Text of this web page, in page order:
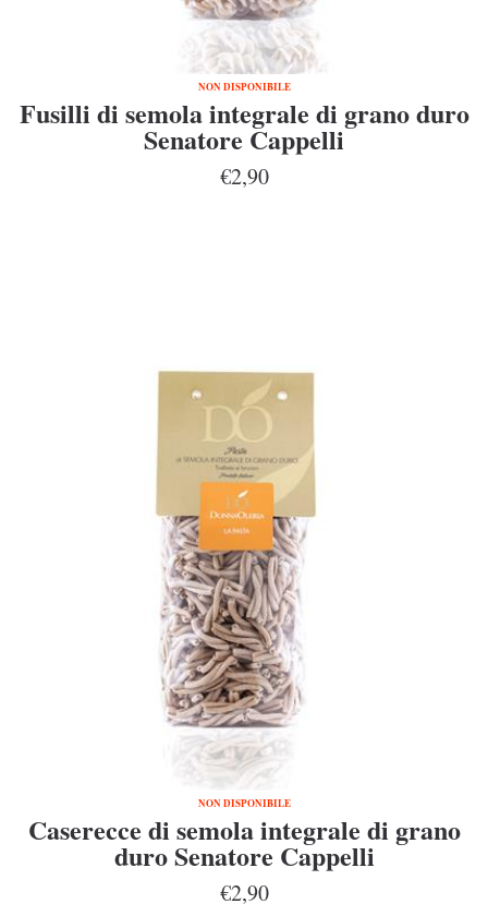
NON DISPONIBILE
Fusilli di semola integrale di grano duro
Senatore Cappelli
€2,90
NON DISPONIBILE
Caserecce di semola integrale di grano
duro Senatore Cappelli
€2,90